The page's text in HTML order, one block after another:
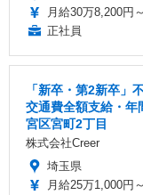
月給30万8,200円
正社員
「新卒・第2新卒」
交通費全額支給・年
宮区宮町2丁目
株式会社Creer
埼玉県
月給25万1,000円